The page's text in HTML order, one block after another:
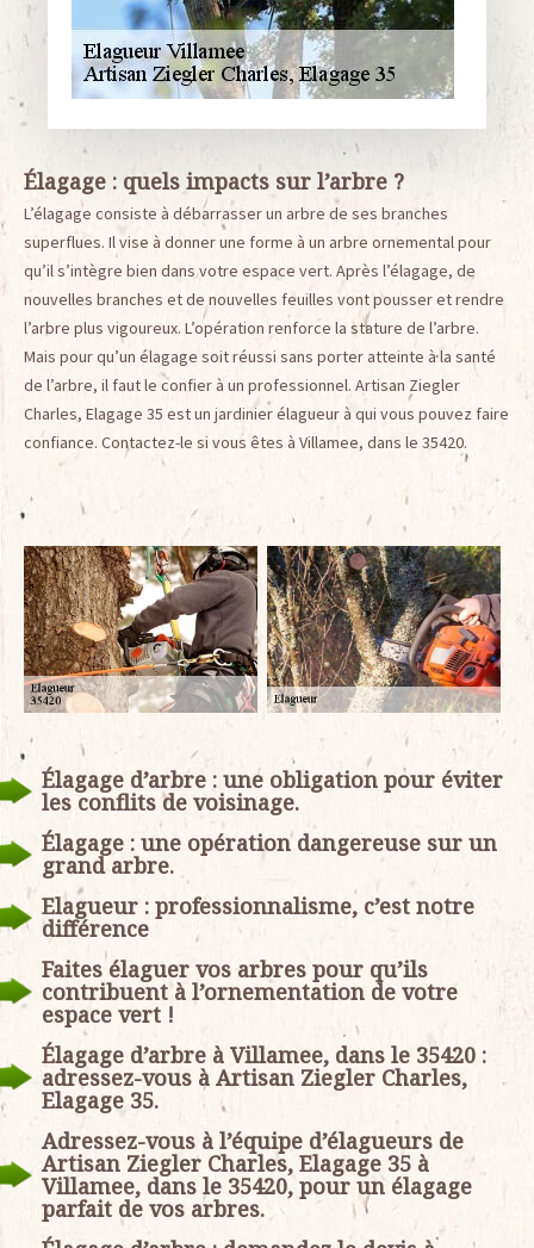
Élagage : quels impacts sur l’arbre ?
L’élagage consiste à débarrasser un arbre de ses branches
superflues. Il vise à donner une forme à un arbre ornemental pour
qu’il s’intègre bien dans votre espace vert. Après l’élagage, de
nouvelles branches et de nouvelles feuilles vont pousser et rendre
l’arbre plus vigoureux. L’opération renforce la stature de l’arbre.
Mais pour qu’un élagage soit réussi sans porter atteinte à la santé
de l’arbre, il faut le confier à un professionnel. Artisan Ziegler
Charles, Elagage 35 est un jardinier élagueur à qui vous pouvez faire
confiance. Contactez-le si vous êtes à Villamee, dans le 35420.
Élagage d’arbre : une obligation pour éviter
les conflits de voisinage.
Élagage : une opération dangereuse sur un
grand arbre.
Elagueur : professionnalisme, c’est notre
différence
Faites élaguer vos arbres pour qu’ils
contribuent à l’ornementation de votre
espace vert !
Élagage d’arbre à Villamee, dans le 35420 :
adressez-vous à Artisan Ziegler Charles,
Elagage 35.
Adressez-vous à l’équipe d’élagueurs de
Artisan Ziegler Charles, Elagage 35 à
Villamee, dans le 35420, pour un élagage
parfait de vos arbres.